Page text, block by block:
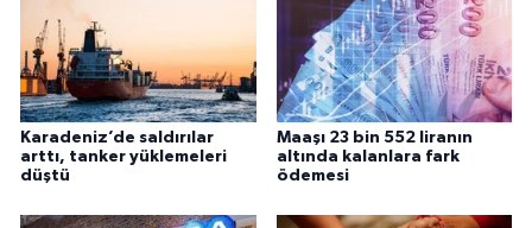
Karadeniz’de saldırılar
arttı, tanker yüklemeleri
düştü
Maaşı 23 bin 552 liranın
altında kalanlara fark
ödemesi